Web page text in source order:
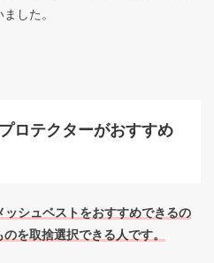
した。
ロテクターがおすすめ
ッシュベストをおすすめできるの
を取捨選択できる人です。